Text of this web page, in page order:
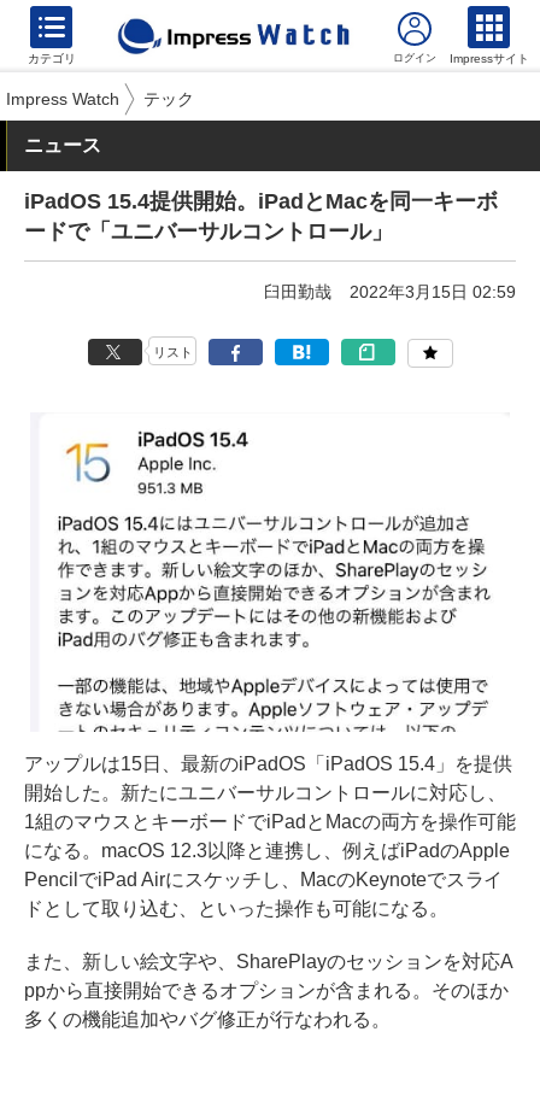
カテゴリ Impressサイト
Impress Watch テック
ニュース
iPadOS 15.4提供開始。iPadとMacを同一キーボ
ードで「ユニバーサルコントロール」
臼田勤哉 2022年3月15日 02:59
リスト
アップルは15日、最新のiPadOS「iPadOS 15.4」を提供
開始した。新たにユニバーサルコントロールに対応し、
1組のマウスとキーボードでiPadとMacの両方を操作可能
になる。macOS 12.3以降と連携し、例えばiPadのApple
PencilでiPad Airにスケッチし、MacのKeynoteでスライ
ドとして取り込む、といった操作も可能になる。
また、新しい絵文字や、SharePlayのセッションを対応A
ppから直接開始できるオプションが含まれる。そのほか
多くの機能追加やバグ修正が行なわれる。